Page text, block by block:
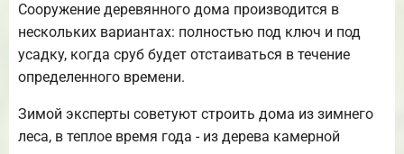
Сооружение деревянного дома производится в
нескольких вариантах: полностью под ключ и под
усадку, когда сруб будет отстаиваться в течение
определенного времени.
Зимой эксперты советуют строить дома из зимнего
леса, в теплое время года - из дерева камерной